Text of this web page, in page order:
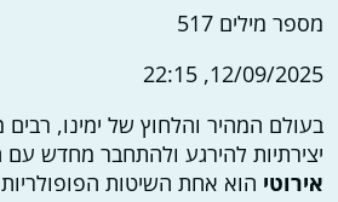
מספר מילים 517
12/09/2025, 22:15
בעולם המהיר והלחוץ של ימינו,
יצירתיות להירגע ולהתחבר מחדש
אירוטי הוא אחת השיטות הפופולריות